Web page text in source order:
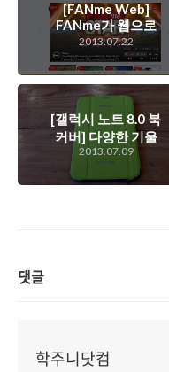
[FANme Web]
FANme가 웹으로
다시 돌아왔다.
2013.07.22
[갤럭시 노트 8.0 북
커버] 다양한 기울
기를 제공하는 갤럭
시 노트 8.0 케이스,
북커버
2013.07.09
댓글
학주니닷컴